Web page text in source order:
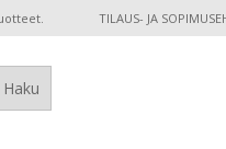
TILAUS- JA